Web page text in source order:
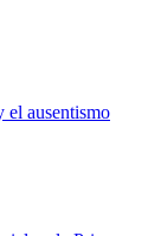
el ausentismo